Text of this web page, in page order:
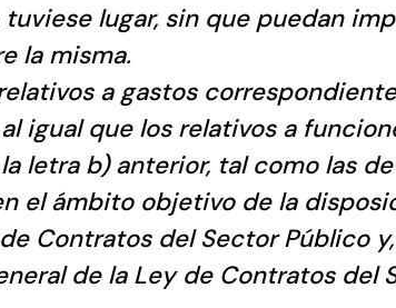
lugar, sin que puedan
la misma.
a gastos
igual que los relativos a
letra b) anterior, tal como las
el ámbito objetivo de la
Contratos del Sector Público
de la Ley de Contratos del